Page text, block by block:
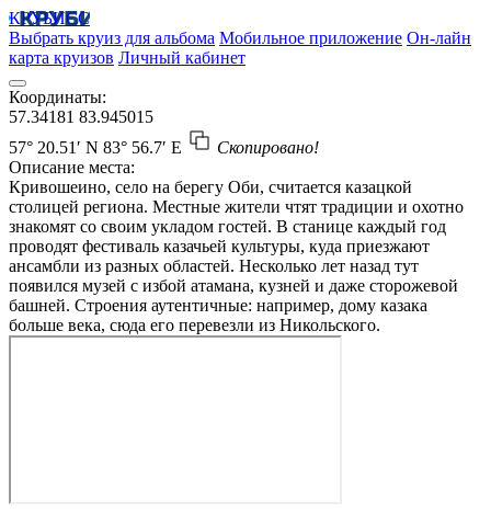
КРУБИСС
Выбрать круиз для альбома Мобильное приложение Он-лайн
карта круизов Личный кабинет
Координаты:
57.34181 83.945015
57° 20.51′ N 83° 56.7′ E
Скопировано!
Описание места:
Кривошеино, село на берегу Оби, считается казацкой
столицей региона. Местные жители чтят традиции и охотно
знакомят со своим укладом гостей. В станице каждый год
проводят фестиваль казачьей культуры, куда приезжают
ансамбли из разных областей. Несколько лет назад тут
появился музей с избой атамана, кузней и даже сторожевой
башней. Строения аутентичные: например, дому казака
больше века, сюда его перевезли из Никольского.